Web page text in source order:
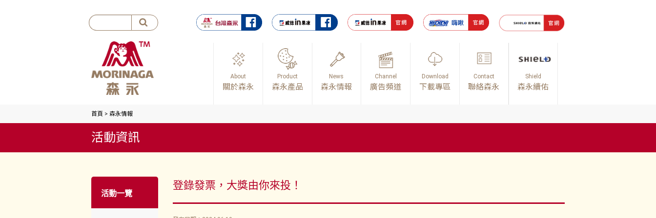
About
關於森永
Product
森永產品
News
森永情報
Channel
廣告頻道
Download
下載專區
Contact
聯絡森永
Shield
森永續佑
首頁 > 森永情報
活動資訊
活動一覽
登錄發票，大獎由你來投！